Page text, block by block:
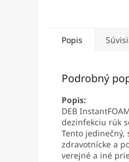
Popis
Podrobný
Popis:
DEB
dezinfekciu rúk
Tento
zdravotnícke a
verejné a iné